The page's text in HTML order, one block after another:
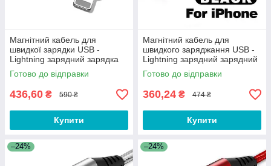
Магнітний кабель для
швидкої зарядки USB -
Lightning зарядний зарядка
шнур на iPhone айфон
лайтнінг T1R
Готово до відправки
436,60 ₴ 590 ₴
Купити
Магнітний кабель для
швидкого заряджання USB -
Lightning зарядний зарядний
кабель шнур iPhone айфон
лайтнінг K2B
Готово до відправки
360,24 ₴ 474 ₴
Купити
–24% –24%